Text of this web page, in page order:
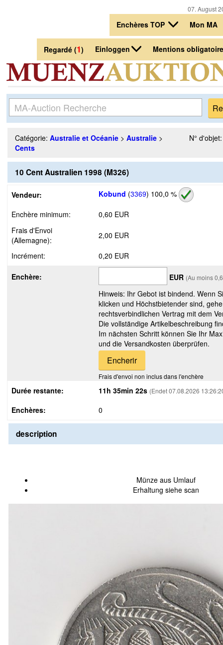
07. August
Enchères TOP Mon MA
Regardé (1) Einloggen Mentions
Catégorie: Australie et Océanie > Australie >
Cents
N°
10 Cent Australien 1998 (M326)
Vendeur: Kobund (3369) 100,0 %
Enchère minimum:
0,60 EUR
Frais d'Envoi
(Allemagne):
2,00 EUR
Incrément: 0,20 EUR
Enchère: EUR (Au moins
Hinweis: Ihr Gebot ist bindend. Wenn
klicken und Höchstbietender sind,
rechtsverbindlichen Vertrag mit dem
Die vollständige Artikelbeschreibung
Im nächsten Schritt können Sie Ihr
und die Versandkosten überprüfen.
Frais d'envoi non inclus dans l'enchère
Durée restante: 11h 35min 21s (Endet 07.08.2026
Enchères: 0
description
Münze aus Umlauf
Erhaltung siehe scan